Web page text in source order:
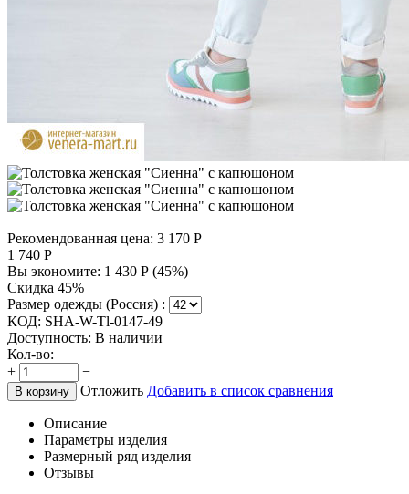
Рекомендованная цена: 3 170 Р
1 740 Р
Вы экономите: 1 430 Р (45%)
Скидка 45%
Размер одежды (Россия) :
КОД: SHA-W-Tl-0147-49
Доступность: В наличии
Кол-во:
+
−
В корзину Отложить Добавить в список сравнения
Описание
Параметры изделия
Размерный ряд изделия
Отзывы